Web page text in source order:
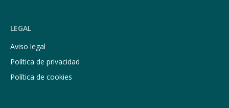
LEGAL
Aviso legal
Política de privacidad
Política de cookies